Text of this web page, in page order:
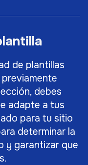
de plantillas
debes
adapte a tus
para tu sitio
determinar la
y garantizar que